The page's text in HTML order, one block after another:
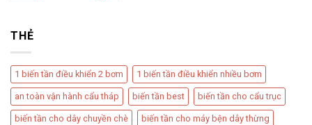
THẺ
1 biến tần điều khiển 2 bơm 1 biến tần điều khiển nhiều bơm
an toàn vận hành cẩu tháp biến tần best biến tần cho cẩu trục
biến tần cho dây chuyền chè biến tần cho máy bện dây thừng